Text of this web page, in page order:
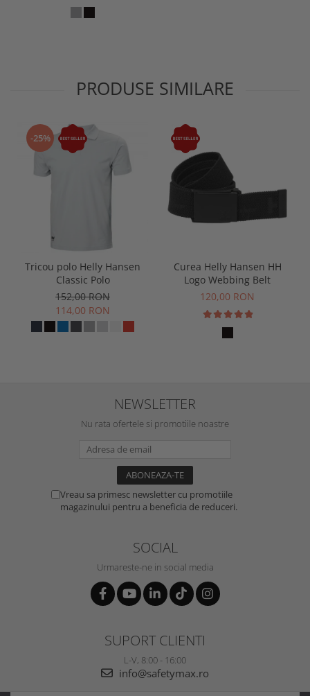
PRODUSE SIMILARE
-25%
Tricou polo Helly Hansen
Classic Polo
152,00 RON
114,00 RON
Curea Helly Hansen HH
Logo Webbing Belt
120,00 RON
NEWSLETTER
Nu rata ofertele si promotiile noastre
Vreau sa primesc newsletter cu promotiile
magazinului pentru a beneficia de reduceri.
SOCIAL
Urmareste-ne in social media
SUPORT CLIENTI
L-V, 8:00 - 16:00
info@safetymax.ro